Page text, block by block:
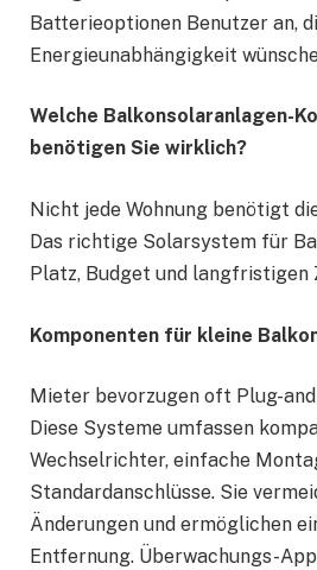
Batterieoptionen Benutzer an,
Energieunabhängigkeit
Welche Balkonsolaranlagen-
benötigen Sie wirklich?
Nicht jede Wohnung benötigt
Das richtige Solarsystem für
Platz, Budget und langfristigen
Komponenten für kleine
Mieter bevorzugen oft Plug-
Diese Systeme umfassen
Wechselrichter, einfache
Standardanschlüsse. Sie
Änderungen und ermöglichen
Entfernung. Überwachungs-